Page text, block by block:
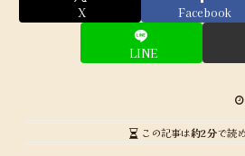
X Facebook
LINE
この記事は約2分で読